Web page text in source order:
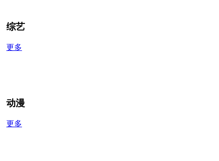
综艺
更多
动漫
更多